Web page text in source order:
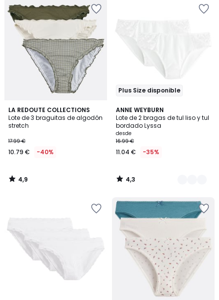
LA REDOUTE COLLECTIONS
Lote de 3 braguitas de algodón
stretch
17.99 €
10.79 € -40%
4,9
/ 5
4,9
/
Plus Size disponible
ANNE WEYBURN
Lote de 2 bragas de tul liso y tul
bordado Lyssa
desde
16.99 €
11.04 € -35%
4,3
/ 5
5
Colores
4,3
/